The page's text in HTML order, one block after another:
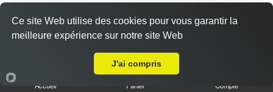
Base sauce tomate, fromage, viande hachée, boursin,
Accueil Panier Compte
Ce site Web utilise des cookies pour vous garantir la
meilleure expérience sur notre site Web
J'ai compris